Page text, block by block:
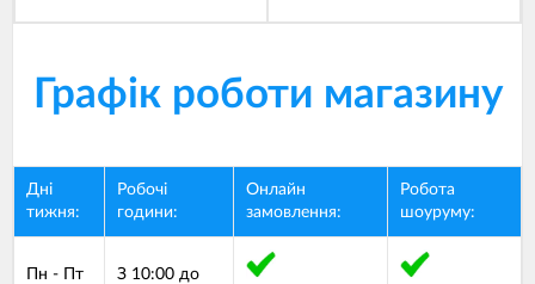
Графік роботи магазину
Дні
тижня:
Робочі
години:
Онлайн
замовлення:
Робота
шоуруму:
Пн - Пт
З 10:00 до